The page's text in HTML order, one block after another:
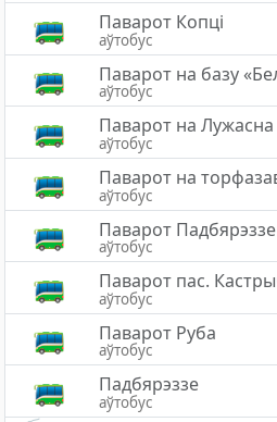
Паварот Копці
аўтобус
Паварот на базу
аўтобус
Паварот на Лужасна
аўтобус
Паварот на
аўтобус
Паварот Падбярэззе
аўтобус
Паварот пас.
аўтобус
Паварот Руба
аўтобус
Падбярэззе
аўтобус